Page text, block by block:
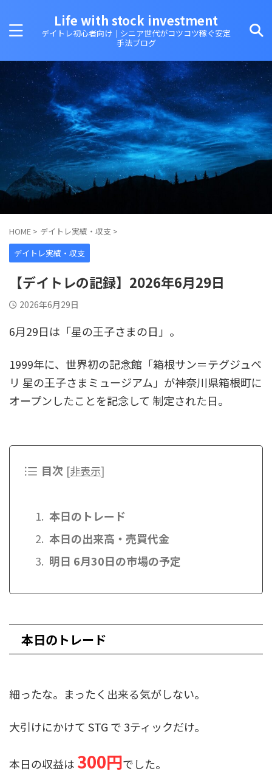
Life with stock investment
デイトレ初心者向け｜シニア世代がコツコツ稼ぐ安定
手法ブログ
HOME > デイトレ実績・収支 >
デイトレ実績・収支
【デイトレの記録】2026年6月29日
2026年6月29日
6月29日は「星の王子さまの日」。
1999年に、世界初の記念館「箱根サン＝テグジュペ
リ 星の王子さまミュージアム」が神奈川県箱根町に
オープンしたことを記念して 制定された日。
目次 [非表示]
本日のトレード
本日の出来高・売買代金
明日 6月30日の市場の予定
本日のトレード
細ったな。まったく出来る気がしない。
大引けにかけて STG で 3ティックだけ。
本日の収益は 300円でした。